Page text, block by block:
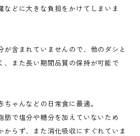
などに大きな負担をかけてしまいま
が含まれていませんので、他のダシと
、また長い期間品質の保持が可能で
ちゃんなどの日常食に最適。
肪で塩分や糖分を加えていないため
からず、また消化吸収にすぐれていま